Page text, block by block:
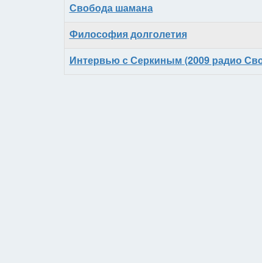
Свобода шамана
Философия долголетия
Интервью с Серкиным (2009 радио